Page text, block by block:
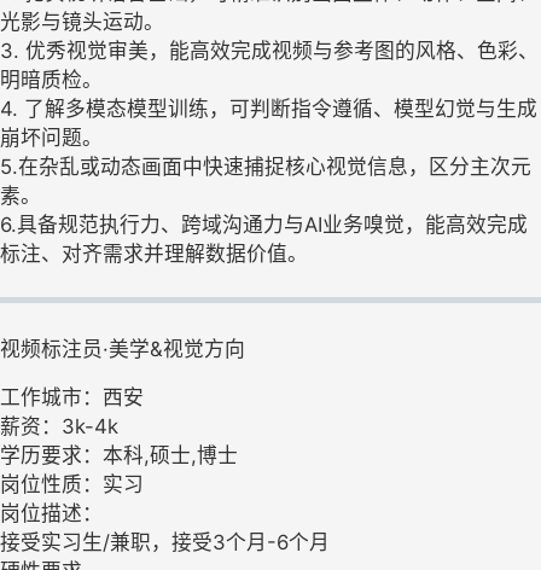
光影与镜头运动。
3. 优秀视觉审美，能高效完成视频与参考图的风格、色彩、
明暗质检。
4. 了解多模态模型训练，可判断指令遵循、模型幻觉与生成
崩坏问题。
5.在杂乱或动态画面中快速捕捉核心视觉信息，区分主次元
素。
6.具备规范执行力、跨域沟通力与AI业务嗅觉，能高效完成
标注、对齐需求并理解数据价值。
视频标注员·美学&视觉方向
工作城市：西安
薪资：3k-4k
学历要求：本科,硕士,博士
岗位性质：实习
岗位描述：
接受实习生/兼职，接受3个月-6个月